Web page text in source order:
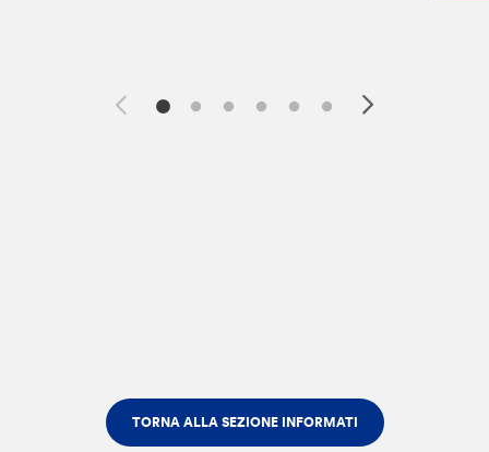
TORNA ALLA SEZIONE INFORMATI